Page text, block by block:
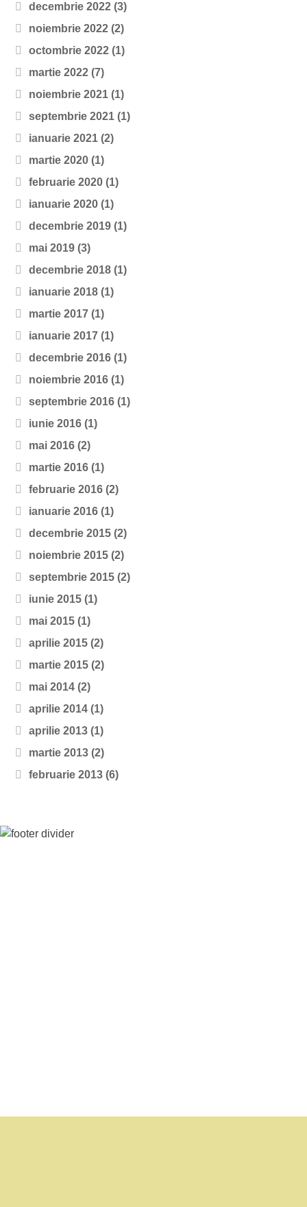
decembrie 2022 (3)
noiembrie 2022 (2)
octombrie 2022 (1)
martie 2022 (7)
noiembrie 2021 (1)
septembrie 2021 (1)
ianuarie 2021 (2)
martie 2020 (1)
februarie 2020 (1)
ianuarie 2020 (1)
decembrie 2019 (1)
mai 2019 (3)
decembrie 2018 (1)
ianuarie 2018 (1)
martie 2017 (1)
ianuarie 2017 (1)
decembrie 2016 (1)
noiembrie 2016 (1)
septembrie 2016 (1)
iunie 2016 (1)
mai 2016 (2)
martie 2016 (1)
februarie 2016 (2)
ianuarie 2016 (1)
decembrie 2015 (2)
noiembrie 2015 (2)
septembrie 2015 (2)
iunie 2015 (1)
mai 2015 (1)
aprilie 2015 (2)
martie 2015 (2)
mai 2014 (2)
aprilie 2014 (1)
aprilie 2013 (1)
martie 2013 (2)
februarie 2013 (6)